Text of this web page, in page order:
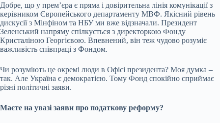
Добре, що у премʼєра є пряма і довірительна лінія комунікації з
керівником Європейського департаменту МВФ. Якісний рівень
дискусії з Мінфіном та НБУ ми вже відзначали. Президент
Зеленський напряму спілкується з директоркою Фонду
Кристаліною Георгієвою. Впевнений, він теж чудово розуміє
важливість співпраці з Фондом.
Чи розуміють це окремі люди в Офісі президента? Моя думка –
так. Але Україна є демократією. Тому Фонд спокійно сприймає
різні політичні заяви.
Маєте на увазі заяви про податкову реформу?